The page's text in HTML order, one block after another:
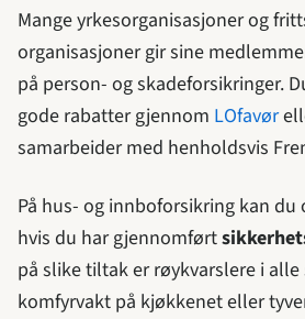
Mange yrkesorganisasjoner og
organisasjoner gir sine
på person- og skadeforsikringer.
gode rabatter gjennom LOfavør
samarbeider med henholdsvis
På hus- og innboforsikring kan du
hvis du har gjennomført
på slike tiltak er røykvarslere i alle
komfyrvakt på kjøkkenet eller